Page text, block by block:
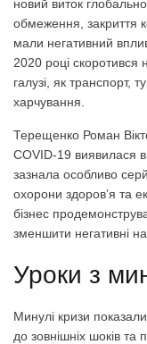
новий виток
обмеження, закриття
мали негативний
2020 році скоротився
галузі, як транспорт,
харчування.
Терещенко Роман
COVID-19 виявилася
зазнала особливо
охорони здоров’я та
бізнес
зменшити негативні
Уроки з
Минулі кризи
до зовнішніх шоків